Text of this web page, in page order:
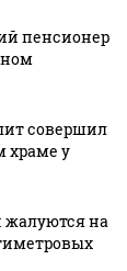
пенсионер
совершил
храме у
жалуются на